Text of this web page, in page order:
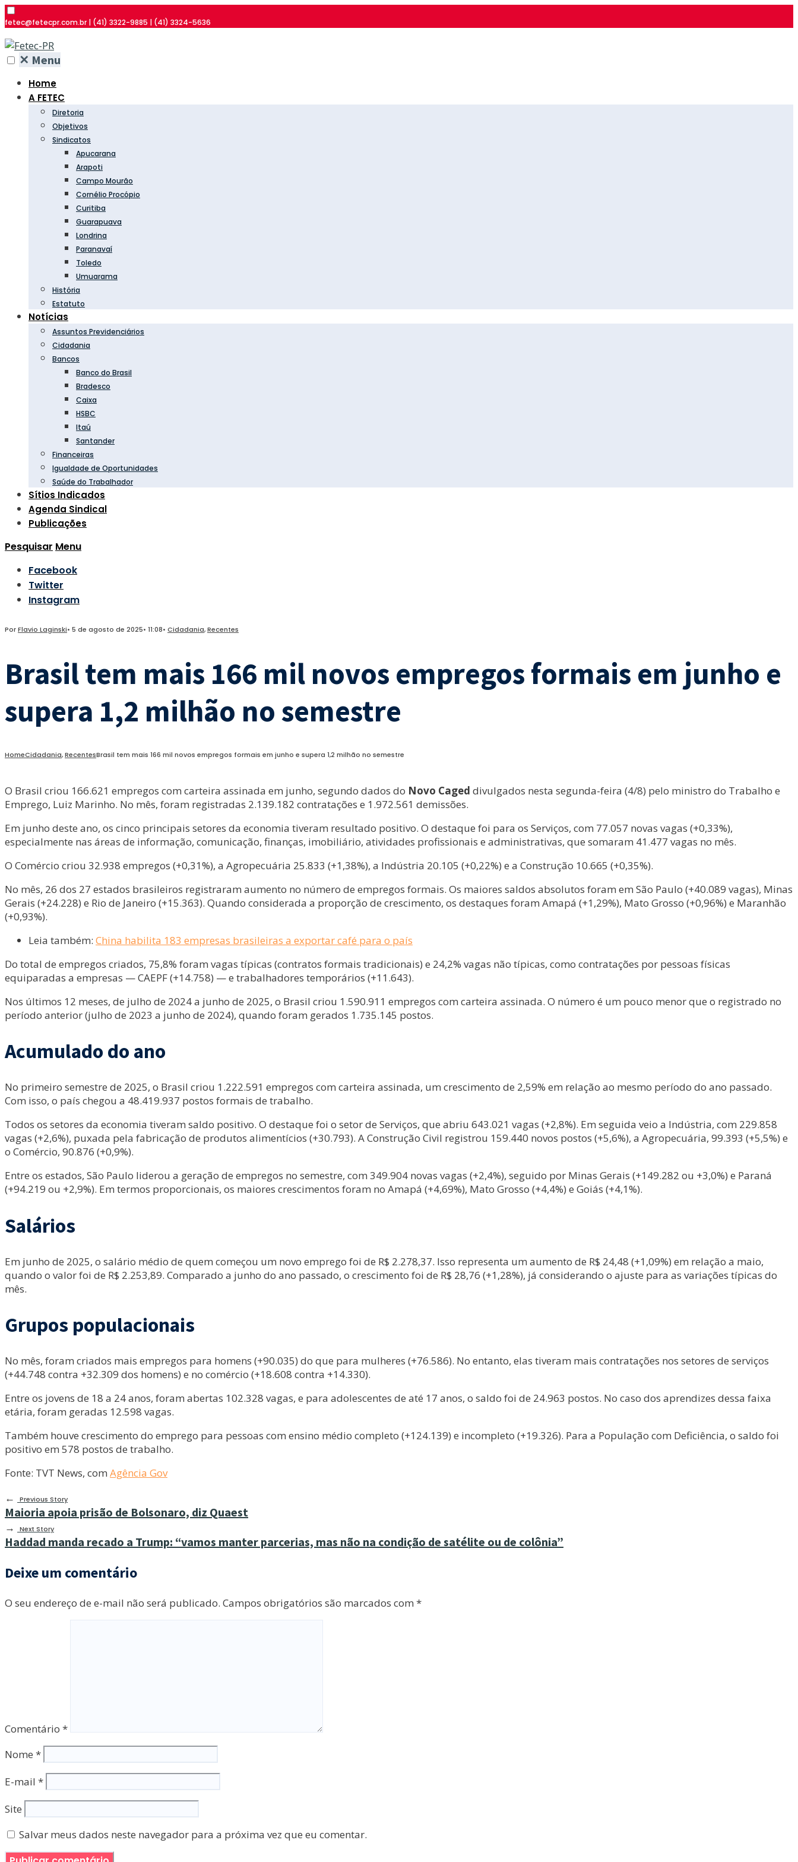
fetec@fetecpr.com.br | (41) 3322-9885 | (41) 3324-5636
✕ Menu
Home
A FETEC
Diretoria
Objetivos
Sindicatos
Apucarana
Arapoti
Campo Mourão
Cornélio Procópio
Curitiba
Guarapuava
Londrina
Paranavaí
Toledo
Umuarama
História
Estatuto
Notícias
Assuntos Previdenciários
Cidadania
Bancos
Banco do Brasil
Bradesco
Caixa
HSBC
Itaú
Santander
Financeiras
Igualdade de Oportunidades
Saúde do Trabalhador
Sítios Indicados
Agenda Sindical
Publicações
Pesquisar Menu
Facebook
Twitter
Instagram
PorFlavio Laginski• 5 de agosto de 2025• 11:08• Cidadania,Recentes
Brasil tem mais 166 mil novos empregos formais em junho e
supera 1,2 milhão no semestre
HomeCidadania,RecentesBrasil tem mais 166 mil novos empregos formais em junho e supera 1,2 milhão no semestre
O Brasil criou 166.621 empregos com carteira assinada em junho, segundo dados do Novo Caged divulgados nesta segunda-feira (4/8) pelo ministro do Trabalho e
Emprego, Luiz Marinho. No mês, foram registradas 2.139.182 contratações e 1.972.561 demissões.
Em junho deste ano, os cinco principais setores da economia tiveram resultado positivo. O destaque foi para os Serviços, com 77.057 novas vagas (+0,33%),
especialmente nas áreas de informação, comunicação, finanças, imobiliário, atividades profissionais e administrativas, que somaram 41.477 vagas no mês.
O Comércio criou 32.938 empregos (+0,31%), a Agropecuária 25.833 (+1,38%), a Indústria 20.105 (+0,22%) e a Construção 10.665 (+0,35%).
No mês, 26 dos 27 estados brasileiros registraram aumento no número de empregos formais. Os maiores saldos absolutos foram em São Paulo (+40.089 vagas), Minas
Gerais (+24.228) e Rio de Janeiro (+15.363). Quando considerada a proporção de crescimento, os destaques foram Amapá (+1,29%), Mato Grosso (+0,96%) e Maranhão
(+0,93%).
Leia também: China habilita 183 empresas brasileiras a exportar café para o país
Do total de empregos criados, 75,8% foram vagas típicas (contratos formais tradicionais) e 24,2% vagas não típicas, como contratações por pessoas físicas
equiparadas a empresas — CAEPF (+14.758) — e trabalhadores temporários (+11.643).
Nos últimos 12 meses, de julho de 2024 a junho de 2025, o Brasil criou 1.590.911 empregos com carteira assinada. O número é um pouco menor que o registrado no
período anterior (julho de 2023 a junho de 2024), quando foram gerados 1.735.145 postos.
Acumulado do ano
No primeiro semestre de 2025, o Brasil criou 1.222.591 empregos com carteira assinada, um crescimento de 2,59% em relação ao mesmo período do ano passado.
Com isso, o país chegou a 48.419.937 postos formais de trabalho.
Todos os setores da economia tiveram saldo positivo. O destaque foi o setor de Serviços, que abriu 643.021 vagas (+2,8%). Em seguida veio a Indústria, com 229.858
vagas (+2,6%), puxada pela fabricação de produtos alimentícios (+30.793). A Construção Civil registrou 159.440 novos postos (+5,6%), a Agropecuária, 99.393 (+5,5%) e
o Comércio, 90.876 (+0,9%).
Entre os estados, São Paulo liderou a geração de empregos no semestre, com 349.904 novas vagas (+2,4%), seguido por Minas Gerais (+149.282 ou +3,0%) e Paraná
(+94.219 ou +2,9%). Em termos proporcionais, os maiores crescimentos foram no Amapá (+4,69%), Mato Grosso (+4,4%) e Goiás (+4,1%).
Salários
Em junho de 2025, o salário médio de quem começou um novo emprego foi de R$ 2.278,37. Isso representa um aumento de R$ 24,48 (+1,09%) em relação a maio,
quando o valor foi de R$ 2.253,89. Comparado a junho do ano passado, o crescimento foi de R$ 28,76 (+1,28%), já considerando o ajuste para as variações típicas do
mês.
Grupos populacionais
No mês, foram criados mais empregos para homens (+90.035) do que para mulheres (+76.586). No entanto, elas tiveram mais contratações nos setores de serviços
(+44.748 contra +32.309 dos homens) e no comércio (+18.608 contra +14.330).
Entre os jovens de 18 a 24 anos, foram abertas 102.328 vagas, e para adolescentes de até 17 anos, o saldo foi de 24.963 postos. No caso dos aprendizes dessa faixa
etária, foram geradas 12.598 vagas.
Também houve crescimento do emprego para pessoas com ensino médio completo (+124.139) e incompleto (+19.326). Para a População com Deficiência, o saldo foi
positivo em 578 postos de trabalho.
Fonte: TVT News, com Agência Gov
←
Previous Story
Maioria apoia prisão de Bolsonaro, diz Quaest
→ Next Story
Haddad manda recado a Trump: “vamos manter parcerias, mas não na condição de satélite ou de colônia”
Deixe um comentário
O seu endereço de e-mail não será publicado. Campos obrigatórios são marcados com *
Comentário *
Nome *
E-mail *
Site
Salvar meus dados neste navegador para a próxima vez que eu comentar.